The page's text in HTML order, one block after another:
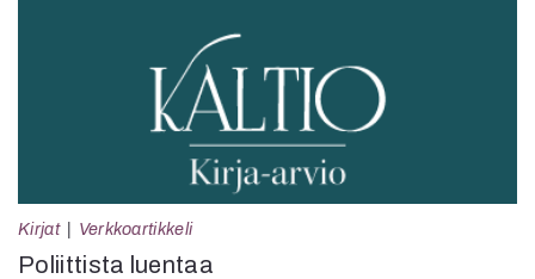
Kirjat Verkkoartikkeli
Poliittista luentaa